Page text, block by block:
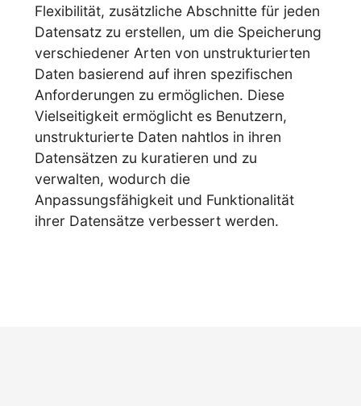
Flexibilität, zusätzliche Abschnitte für jeden
Datensatz zu erstellen, um die Speicherung
verschiedener Arten von unstrukturierten
Daten basierend auf ihren spezifischen
Anforderungen zu ermöglichen. Diese
Vielseitigkeit ermöglicht es Benutzern,
unstrukturierte Daten nahtlos in ihren
Datensätzen zu kuratieren und zu
verwalten, wodurch die
Anpassungsfähigkeit und Funktionalität
ihrer Datensätze verbessert werden.